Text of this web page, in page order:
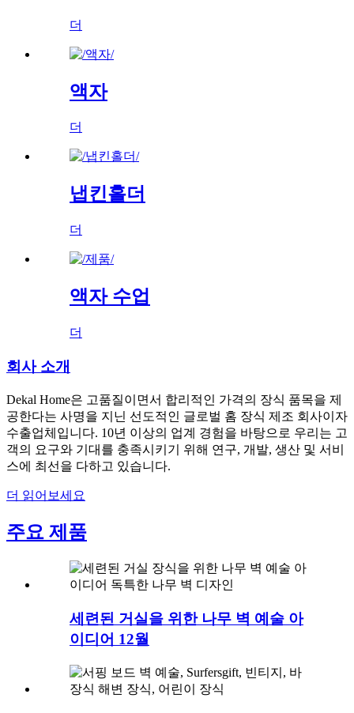
더
액자
더
냅킨홀더
더
액자 수업
더
회사 소개
Dekal Home은 고품질이면서 합리적인 가격의 장식 품목을 제
공한다는 사명을 지닌 선도적인 글로벌 홈 장식 제조 회사이자
수출업체입니다. 10년 이상의 업계 경험을 바탕으로 우리는 고
객의 요구와 기대를 충족시키기 위해 연구, 개발, 생산 및 서비
스에 최선을 다하고 있습니다.
더 읽어보세요
주요 제품
세련된 거실을 위한 나무 벽 예술 아
이디어 12월